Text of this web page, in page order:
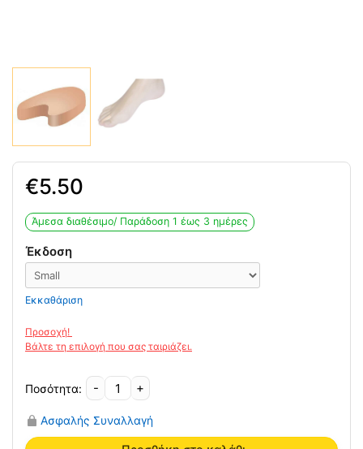
5.50
Άμεσα διαθέσιμο/ Παράδoση 1 έως 3 ημέρες
Έκδοση
Εκκαθάριση
-
Διαχωριστικό
Δαχτύλων
Σιλικόνης
+
Ασφαλής Συναλλαγή